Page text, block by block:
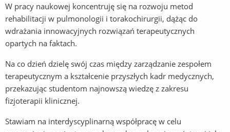
W pracy naukowej koncentruję się na rozwoju metod
rehabilitacji w pulmonologii i torakochirurgii, dążąc do
wdrażania innowacyjnych rozwiązań terapeutycznych
opartych na faktach.
Na co dzień dzielę swój czas między zarządzanie zespołem
terapeutycznym a kształcenie przyszłych kadr medycznych,
przekazując studentom najnowszą wiedzę z zakresu
fizjoterapii klinicznej.
Stawiam na interdyscyplinarną współpracę w celu